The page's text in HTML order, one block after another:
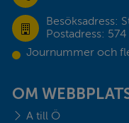
Besöksadress:
Postadress:
Journummer och
OM
A till Ö